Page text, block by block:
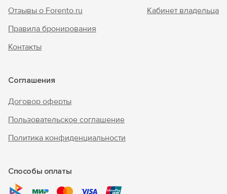
Отзывы о Forento.ru
Правила бронирования
Контакты
Кабинет владельца
Соглашения
Договор оферты
Пользовательское соглашение
Политика конфиденциальности
Способы оплаты